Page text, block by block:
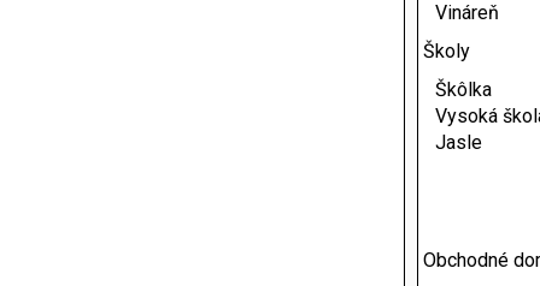
Vináreň
Školy
Škôlka
Vysoká
Jasle
Obchodné